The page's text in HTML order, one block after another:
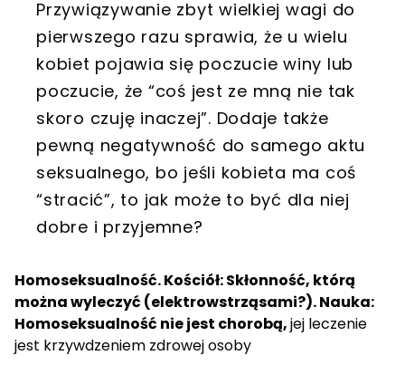
Przywiązywanie zbyt wielkiej wagi do
pierwszego razu sprawia, że u wielu
kobiet pojawia się poczucie winy lub
poczucie, że “coś jest ze mną nie tak
skoro czuję inaczej”. Dodaje także
pewną negatywność do samego aktu
seksualnego, bo jeśli kobieta ma coś
“stracić”, to jak może to być dla niej
dobre i przyjemne?
Homoseksualność. Kościół: Skłonność, którą
można wyleczyć (elektrowstrząsami?). Nauka:
Homoseksualność nie jest chorobą,jej leczenie
jest krzywdzeniem zdrowej osoby